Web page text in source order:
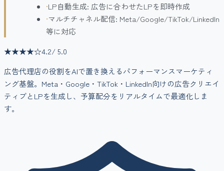
•LP自動生成: 広告に合わせたLPを即時作成
•マルチチャネル配信: Meta/Google/TikTok/LinkedIn
等に対応
★★★★☆4.2/ 5.0
広告代理店の役割をAIで置き換えるパフォーマンスマーケティ
ング基盤。Meta・Google・TikTok・LinkedIn向けの広告クリエイ
ティブとLPを生成し、予算配分をリアルタイムで最適化しま
す。